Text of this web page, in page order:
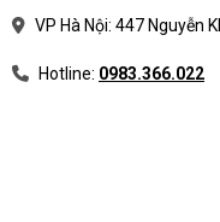
VP Hà Nội: 447 Nguyễn
Hotline: 0983.366.022